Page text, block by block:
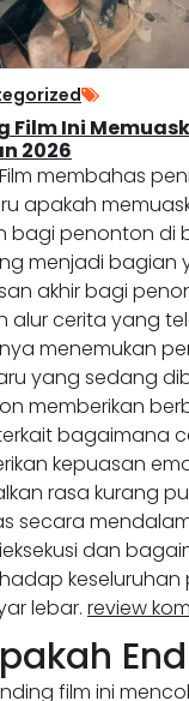
Film Ini
2026
membahas
apakah
bagi penonton di
menjadi bagian
akhir bagi
alur cerita yang
menemukan
yang sedang
memberikan
bagaimana
kepuasan
rasa kurang
secara
dan
lebar. review
film ini